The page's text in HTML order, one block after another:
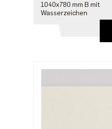
1040x780 mm B mit
Wasserzeichen